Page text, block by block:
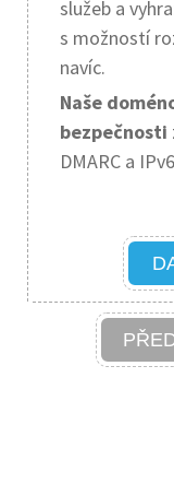
služeb a
s možností
navíc.
Naše
bezpečnosti
DMARC a